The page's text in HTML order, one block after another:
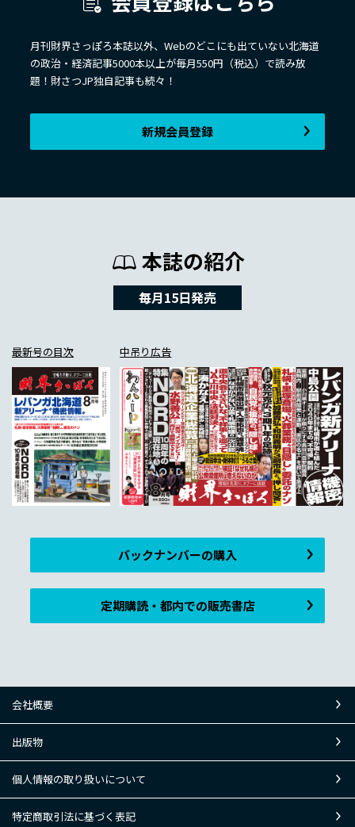
月刊財界さっぽろ本誌以外、Webのどこにも出ていない北海道
の政治・経済記事5000本以上が毎月550円（税込）で読み放
題！財さつJP独自記事も続々！
新規会員登録
本誌の紹介
毎月15日発売
最新号の目次 中吊り広告
バックナンバーの購入
定期購読・都内での販売書店
会社概要
出版物
個人情報の取り扱いについて
特定商取引法に基づく表記